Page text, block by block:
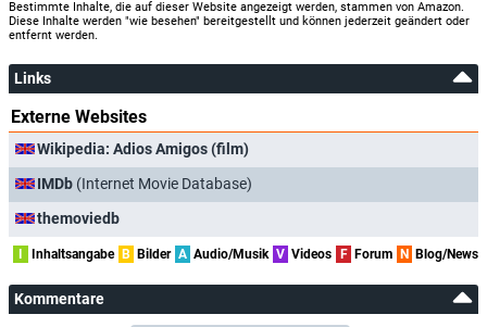
Bestimmte Inhalte, die auf dieser Website angezeigt werden, stammen von Amazon.
Diese Inhalte werden "wie besehen" bereitgestellt und können jederzeit geändert oder
entfernt werden.
Links
Externe Websites
Wikipedia: Adios Amigos (film)
IMDb (Internet Movie Database)
themoviedb
I Inhaltsangabe B Bilder A Audio/Musik V Videos F Forum N Blog/News
Kommentare